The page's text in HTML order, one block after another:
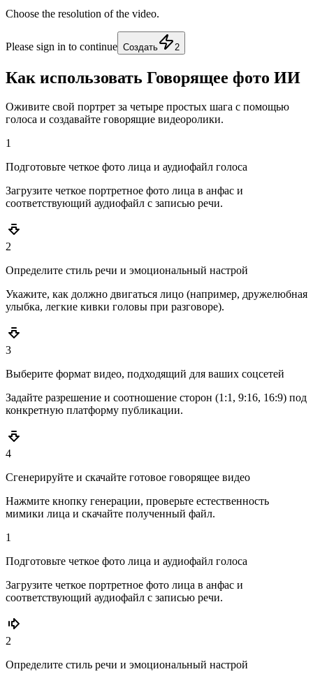
Choose the resolution of the video.
Please sign in to continue Создать 2
Как использовать Говорящее фото ИИ
Оживите свой портрет за четыре простых шага с помощью
голоса и создавайте говорящие видеоролики.
1
Подготовьте четкое фото лица и аудиофайл голоса
Загрузите четкое портретное фото лица в анфас и
соответствующий аудиофайл с записью речи.
2
Определите стиль речи и эмоциональный настрой
Укажите, как должно двигаться лицо (например, дружелюбная
улыбка, легкие кивки головы при разговоре).
3
Выберите формат видео, подходящий для ваших соцсетей
Задайте разрешение и соотношение сторон (1:1, 9:16, 16:9) под
конкретную платформу публикации.
4
Сгенерируйте и скачайте готовое говорящее видео
Нажмите кнопку генерации, проверьте естественность
мимики лица и скачайте полученный файл.
1
Подготовьте четкое фото лица и аудиофайл голоса
Загрузите четкое портретное фото лица в анфас и
соответствующий аудиофайл с записью речи.
2
Определите стиль речи и эмоциональный настрой